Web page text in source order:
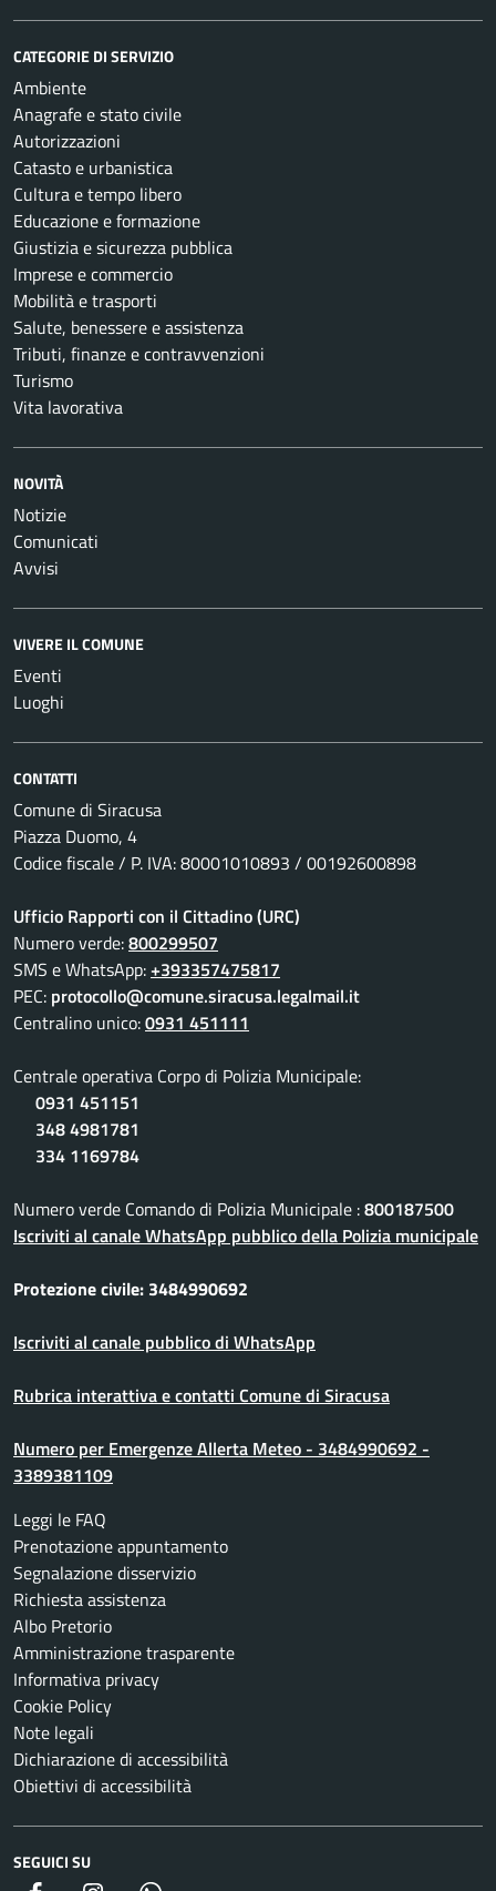
CATEGORIE DI SERVIZIO
Ambiente
Anagrafe e stato civile
Autorizzazioni
Catasto e urbanistica
Cultura e tempo libero
Educazione e formazione
Giustizia e sicurezza pubblica
Imprese e commercio
Mobilità e trasporti
Salute, benessere e assistenza
Tributi, finanze e contravvenzioni
Turismo
Vita lavorativa
NOVITÀ
Notizie
Comunicati
Avvisi
VIVERE IL COMUNE
Eventi
Luoghi
CONTATTI
Comune di Siracusa
Piazza Duomo, 4
Codice fiscale / P. IVA: 80001010893 / 00192600898
Ufficio Rapporti con il Cittadino (URC)
Numero verde:800299507
SMS e WhatsApp:+393357475817
PEC: protocollo@comune.siracusa.legalmail.it
Centralino unico:0931 451111
Centrale operativa Corpo di Polizia Municipale:
0931 451151
348 4981781
334 1169784
Numero verde Comando di Polizia Municipale :800187500
Iscriviti al canale WhatsApp pubblico della Polizia municipale
Protezione civile: 3484990692
Iscriviti al canale pubblico di WhatsApp
Rubrica interattiva e contatti Comune di Siracusa
Numero per Emergenze Allerta Meteo - 3484990692 -
3389381109
Leggi le FAQ
Prenotazione appuntamento
Segnalazione disservizio
Richiesta assistenza
Albo Pretorio
Amministrazione trasparente
Informativa privacy
Cookie Policy
Note legali
Dichiarazione di accessibilità
Obiettivi di accessibilità
SEGUICI SU